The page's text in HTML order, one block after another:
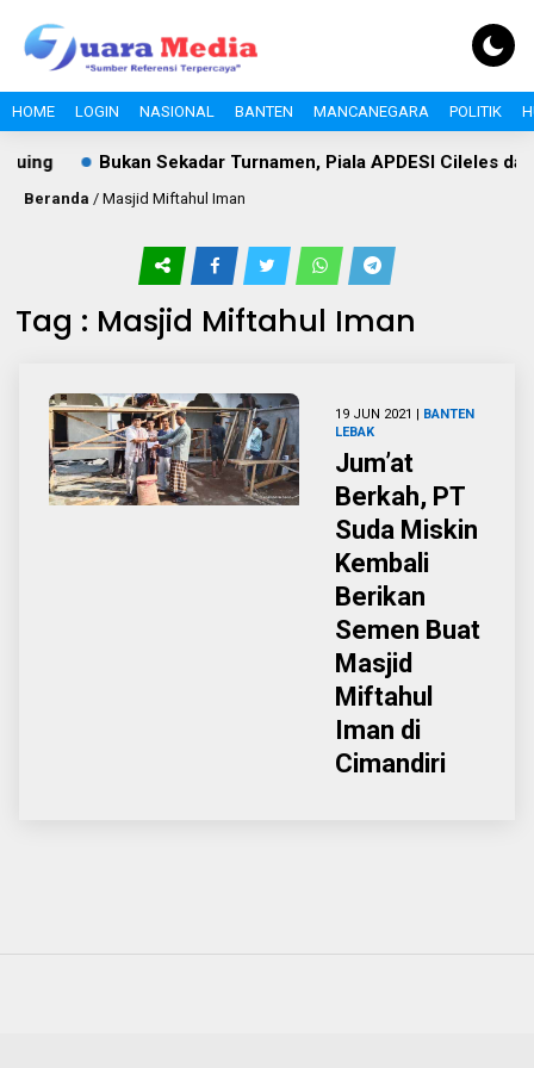
HOME LOGIN NASIONAL BANTEN MANCANEGARA POLITIK
Bukan Sekadar Turnamen, Piala APDESI Cileles
Beranda / Masjid Miftahul Iman
Tag : Masjid Miftahul Iman
19 JUN 2021 | BANTEN
LEBAK
Jum’at
Berkah, PT
Suda Miskin
Kembali
Berikan
Semen Buat
Masjid
Miftahul
Iman di
Cimandiri